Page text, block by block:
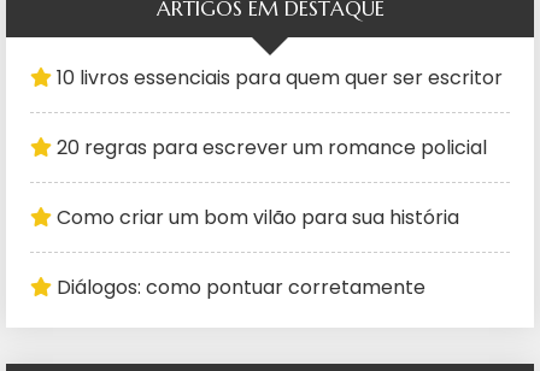
ARTIGOS EM DESTAQUE
10 livros essenciais para quem quer ser escritor
20 regras para escrever um romance policial
Como criar um bom vilão para sua história
Diálogos: como pontuar corretamente